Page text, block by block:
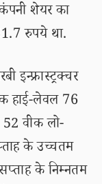
शेयर का
रुपये था.
हाई-लेवल 76
वीक लो-
के उच्चतम
के निम्नतम